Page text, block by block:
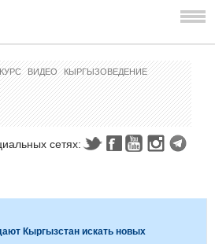
ВИДЕО КЫРГЫЗОВЕДЕНИЕ
сетях:
Кыргызстан искать новых